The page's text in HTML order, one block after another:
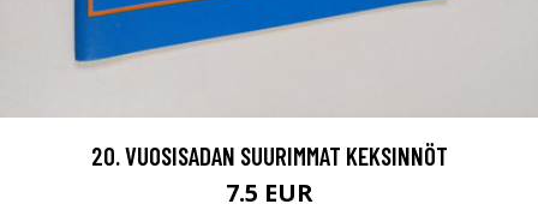
20. VUOSISADAN SUURIMMAT KEKSINNÖT
7.5 EUR